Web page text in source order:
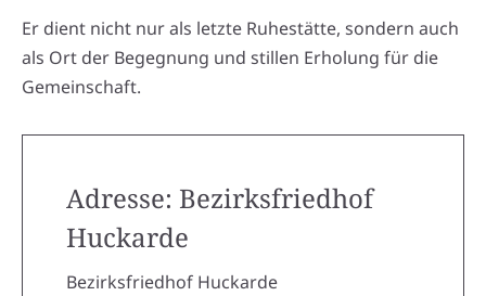
Er dient nicht nur als letzte Ruhestätte, sondern auch
als Ort der Begegnung und stillen Erholung für die
Gemeinschaft.
Adresse: Bezirksfriedhof
Huckarde
Bezirksfriedhof Huckarde